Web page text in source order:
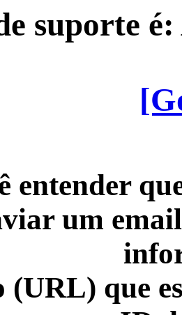
suporte
entender
um
(URL) que